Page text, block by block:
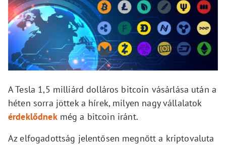
A Tesla 1,5 milliárd dolláros bitcoin vásárlása után a
héten sorra jöttek a hírek, milyen nagy vállalatok
érdeklődnekmég a bitcoin iránt.
Az elfogadottság jelentősen megnőtt a kriptovaluta